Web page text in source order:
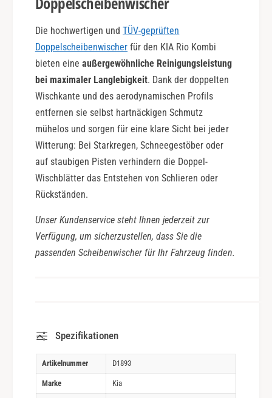
Die hochwertigen undTÜV-geprüften
Doppelscheibenwischer für den KIA Rio Kombi
bieten eine außergewöhnliche Reinigungsleistung
bei maximaler Langlebigkeit. Dank der doppelten
Wischkante und des aerodynamischen Profils
entfernen sie selbst hartnäckigen Schmutz
mühelos und sorgen für eine klare Sicht bei jeder
Witterung: Bei Starkregen, Schneegestöber oder
auf staubigen Pisten verhindern die Doppel-
Wischblätter das Entstehen von Schlieren oder
Rückständen.
Unser Kundenservice steht Ihnen jederzeit zur
Verfügung, um sicherzustellen, dass Sie die
passenden Scheibenwischer für Ihr Fahrzeug finden.
Spezifikationen
Artikelnummer D1893
Marke Kia